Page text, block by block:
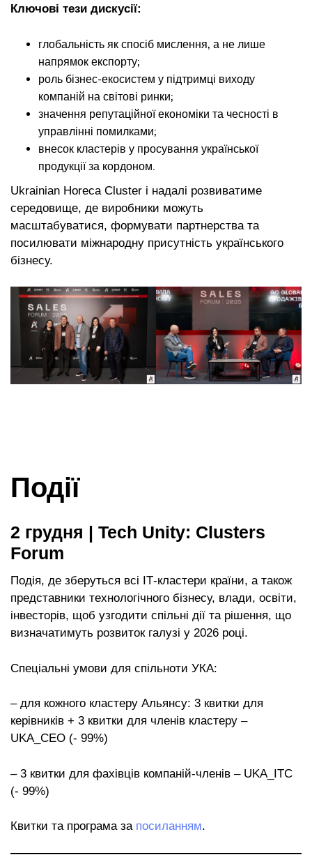
Ключові тези дискусії:
глобальність як спосіб мислення, а не лише
напрямок експорту;
роль бізнес-екосистем у підтримці виходу
компаній на світові ринки;
значення репутаційної економіки та чесності в
управлінні помилками;
внесок кластерів у просування української
продукції за кордоном.
Ukrainian Horeca Cluster і надалі розвиватиме
середовище, де виробники можуть
масштабуватися, формувати партнерства та
посилювати міжнародну присутність українського
бізнесу.
Події
2 грудня | Tech Unity: Clusters
Forum
Подія, де зберуться всі ІТ-кластери країни, а також
представники технологічного бізнесу, влади, освіти,
інвесторів, щоб узгодити спільні дії та рішення, що
визначатимуть розвиток галузі у 2026 році.
Спеціальні умови для спільноти УКА:
– для кожного кластеру Альянсу: 3 квитки для
керівників + 3 квитки для членів кластеру –
UKA_CEO (- 99%)
– 3 квитки для фахівців компаній-членів – UKA_ITC
(- 99%)
Квитки та програма за посиланням.